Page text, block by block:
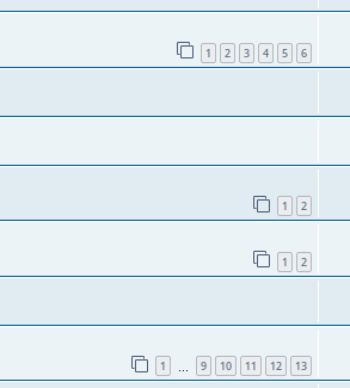
1 2 3 4 5 6
1 2
1 2
1 9 10 11 12 13